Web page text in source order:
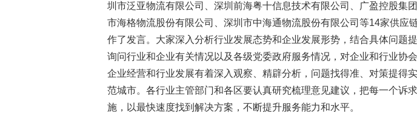
圳市泛亚物流有限公司、深圳前海粤十信息技术有限公司、广盈控股集
市海格物流股份有限公司、深圳市中海通物流股份有限公司等14家供应
作了发言。大家深入分析行业发展态势和企业发展形势，结合具体问题
询问行业和企业有关情况以及各级党委政府服务情况，对企业和行业协
企业经营和行业发展有着深入观察、精辟分析，问题找得准、对策提得
范城市。各行业主管部门和各区要认真研究梳理意见建议，把每一个诉
施，以最快速度找到解决方案，不断提升服务能力和水平。